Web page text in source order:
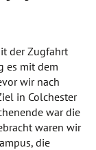
der Zugfahrt
es mit dem
wir nach
in Colchester
war die
waren wir
die